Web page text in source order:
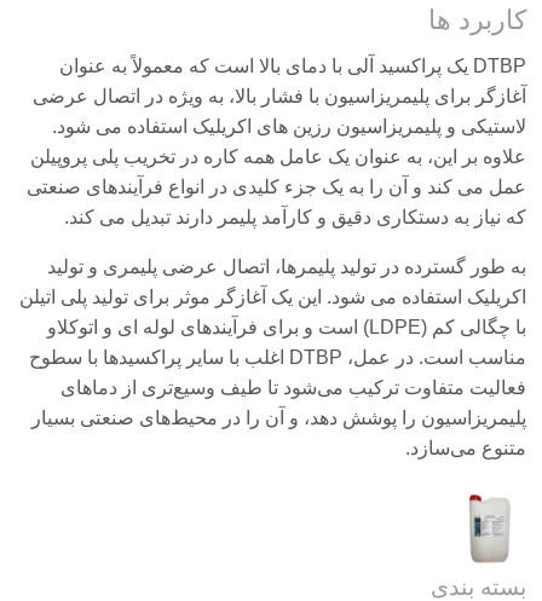
کاربرد ها
DTBP یک پراکسید آلی با دمای بالا است که معمولاً به عنوان
آغازگر برای پلیمریزاسیون با فشار بالا، به ویژه در اتصال عرضی
لاستیکی و پلیمریزاسیون رزین های اکریلیک استفاده می شود.
علاوه بر این، به عنوان یک عامل همه کاره در تخریب پلی پروپیلن
عمل می کند و آن را به یک جزء کلیدی در انواع فرآیندهای صنعتی
که نیاز به دستکاری دقیق و کارآمد پلیمر دارند تبدیل می کند.
به طور گسترده در تولید پلیمرها، اتصال عرضی پلیمری و تولید
اکریلیک استفاده می شود. این یک آغازگر موثر برای تولید پلی اتیلن
با چگالی کم (LDPE) است و برای فرآیندهای لوله ای و اتوکلاو
مناسب است. در عمل، DTBP اغلب با سایر پراکسیدها با سطوح
فعالیت متفاوت ترکیب می‌شود تا طیف وسیع‌تری از دماهای
پلیمریزاسیون را پوشش دهد، و آن را در محیط‌های صنعتی بسیار
متنوع می‌سازد.
بسته بندی